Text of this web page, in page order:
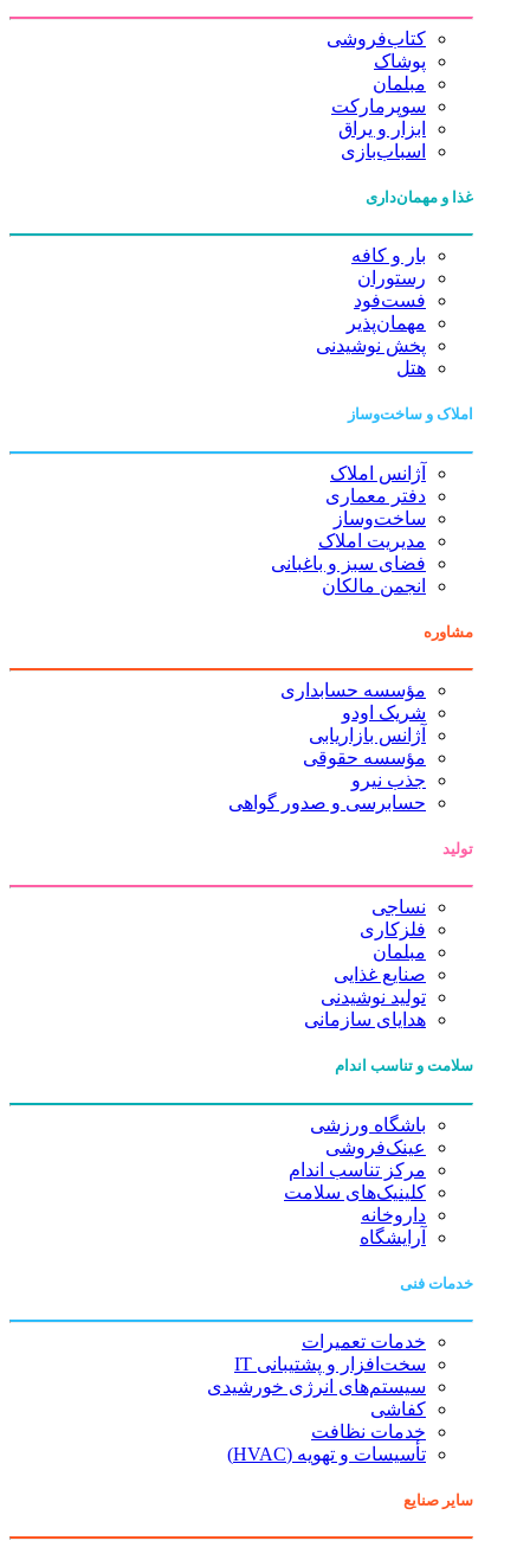
کتاب‌فروشی
پوشاک
مبلمان
سوپرمارکت
ابزار و یراق
اسباب‌بازی
غذا و مهمان‌داری
بار و کافه
رستوران
فست‌فود
مهمان‌پذیر
پخش نوشیدنی
هتل
املاک و ساخت‌وساز
آژانس املاک
دفتر معماری
ساخت‌وساز
مدیریت املاک
فضای سبز و باغبانی
انجمن مالکان
مشاوره
مؤسسه حسابداری
شریک اودو
آژانس بازاریابی
مؤسسه حقوقی
جذب نیرو
حسابرسی و صدور گواهی
تولید
نساجی
فلزکاری
مبلمان
صنایع غذایی
تولید نوشیدنی
هدایای سازمانی
سلامت و تناسب اندام
باشگاه ورزشی
عینک‌فروشی
مرکز تناسب اندام
کلینیک‌های سلامت
داروخانه
آرایشگاه
خدمات فنی
خدمات تعمیرات
سخت‌افزار و پشتیبانی IT
سیستم‌های انرژی خورشیدی
کفاشی
خدمات نظافت
تأسیسات و تهویه (HVAC)
سایر صنایع